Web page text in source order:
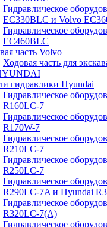
Гидравлическое
EC330BLC и Volvo
Гидравлическое
EC460BLC
часть Volvo
Ходовая часть для
гидравлики Hyundai
Гидравлическое
R160LC-7
Гидравлическое
R170W-7
Гидравлическое
R210LC-7
Гидравлическое
R250LC-7
Гидравлическое
R290LC-7A и Hyundai
Гидравлическое
R320LC-7(A)
Гидравлическое